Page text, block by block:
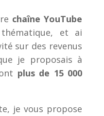
chaîne YouTube
et ai
sur des revenus
je proposais à
plus de 15 000
je vous propose